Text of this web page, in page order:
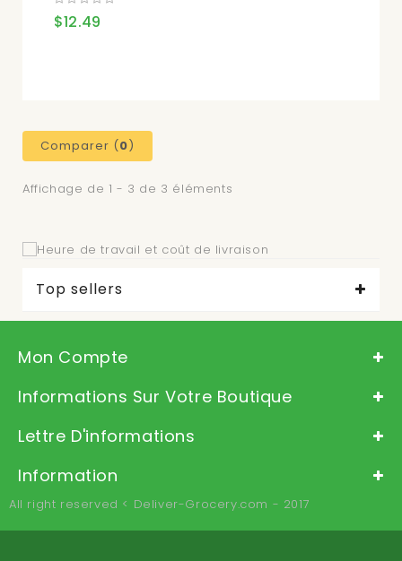
$12.49
Comparer (0)
Affichage de 1 - 3 de 3 éléments
Top sellers
Mon Compte
Informations Sur Votre Boutique
Lettre D'informations
Information
All right reserved < Deliver-Grocery.com - 2017